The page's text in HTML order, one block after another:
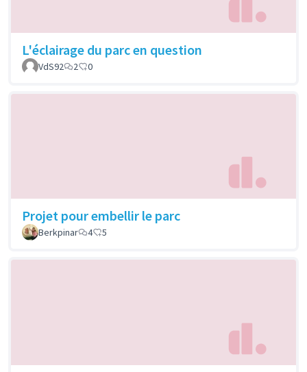
L'éclairage du parc en question
VdS92 2 0
Projet pour embellir le parc
Berkpinar 4 5